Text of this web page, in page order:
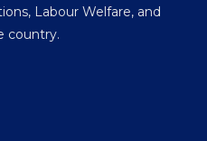
Labour Welfare, and
country.